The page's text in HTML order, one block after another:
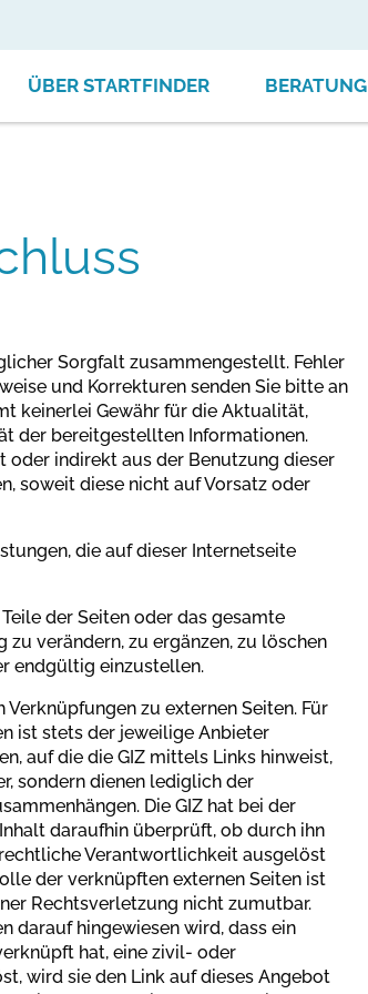
ÜBER STARTFINDER BERATUNG
Sorgfalt zusammengestellt. Fehler
und Korrekturen senden Sie bitte an
keinerlei Gewähr für die Aktualität,
der bereitgestellten Informationen.
oder indirekt aus der Benutzung dieser
soweit diese nicht auf Vorsatz oder
die auf dieser Internetseite
der Seiten oder das gesamte
verändern, zu ergänzen, zu löschen
endgültig einzustellen.
zu externen Seiten. Für
ist stets der jeweilige Anbieter
auf die die GIZ mittels Links hinweist,
sondern dienen lediglich der
Die GIZ hat bei der
daraufhin überprüft, ob durch ihn
Verantwortlichkeit ausgelöst
der verknüpften externen Seiten ist
Rechtsverletzung nicht zumutbar.
darauf hingewiesen wird, dass ein
hat, eine zivil- oder
wird sie den Link auf dieses Angebot